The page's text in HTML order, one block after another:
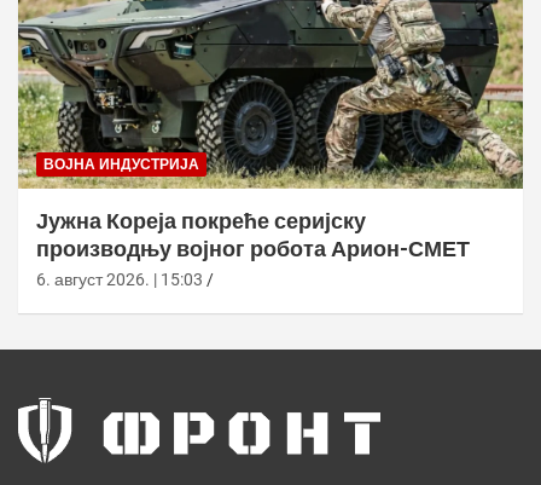
ВОЈНА ИНДУСТРИЈА
Јужна Кореја покреће серијску
производњу војног робота Арион-СМЕТ
6. август 2026. | 15:03